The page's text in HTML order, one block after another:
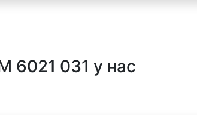
6021 031 у нас